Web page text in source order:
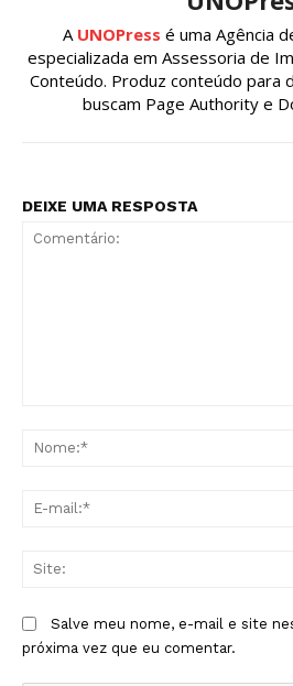
A UNOPress é uma Agência
especializada em Assessoria de
Conteúdo. Produz conteúdo para
buscam Page Authority e
DEIXE UMA RESPOSTA
Salve meu nome, e-mail e site
próxima vez que eu comentar.